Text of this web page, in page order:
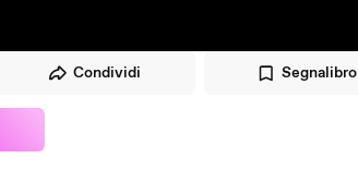
Condividi Segnalibro